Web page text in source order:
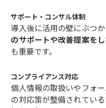
サポート・コンサル体制
導入後に活用の壁にぶつ
のサポートや改善提案を
も重要です。
コンプライアンス対応
個人情報の取扱いやフォ
の対応策が整備されてい